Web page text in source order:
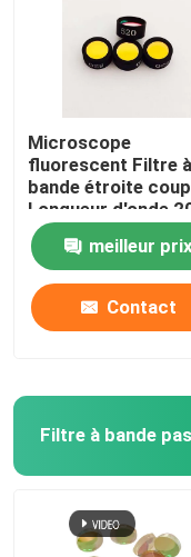
Filtre anti-réflexion
Film à haute
Splitter de
Des lunettes anti
Microscope
fluorescent Filtre à
bande étroite
Longueur d'onde
1100 nm
meilleur prix
Contact
Filtre à bande